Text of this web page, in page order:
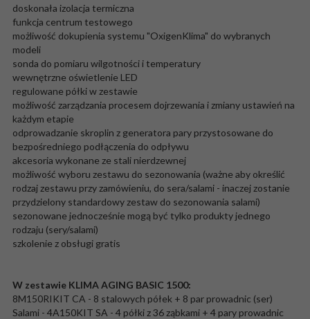
doskonała izolacja termiczna
funkcja centrum testowego
możliwość dokupienia systemu "OxigenKlima" do wybranych
modeli
sonda do pomiaru wilgotności i temperatury
wewnętrzne oświetlenie LED
regulowane półki w zestawie
możliwość zarządzania procesem dojrzewania i zmiany ustawień na
każdym etapie
odprowadzanie skroplin z generatora pary przystosowane do
bezpośredniego podłączenia do odpływu
akcesoria wykonane ze stali nierdzewnej
możliwość wyboru zestawu do sezonowania (ważne aby określić
rodzaj zestawu przy zamówieniu, do sera/salami - inaczej zostanie
przydzielony standardowy zestaw do sezonowania salami)
sezonowane jednocześnie mogą być tylko produkty jednego
rodzaju (sery/salami)
szkolenie z obsługi gratis
W zestawie KLIMA AGING BASIC 1500:
8M150RIKIT CA - 8 stalowych półek + 8 par prowadnic (ser)
Salami - 4A150KIT SA - 4 półki z 36 ząbkami + 4 pary prowadnic